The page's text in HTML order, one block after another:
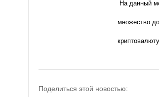
На данный
множество
Поделиться этой новостью: